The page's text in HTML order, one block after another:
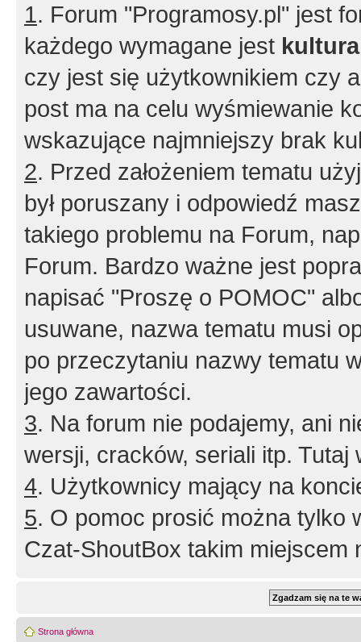
1. Forum "Programosy.pl" jest
każdego wymagane jest
czy jest się użytkownikiem czy
post ma na celu wyśmiewanie
wskazujące najmniejszy brak
2. Przed założeniem tematu
był poruszany i odpowiedź
takiego problemu na Forum,
Forum. Bardzo ważne jest
napisać "Proszę o POMOC"
usuwane, nazwa tematu musi
po przeczytaniu nazwy tematu
jego zawartości.
3. Na forum nie podajemy, ani
wersji, cracków, seriali itp. Tutaj
4. Użytkownicy mający na
5. O pomoc prosić można tylko
Czat-ShoutBox takim miejscem
Strona główna